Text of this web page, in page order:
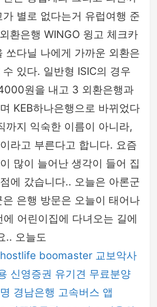
별로 없다는거 유럽여행 준
환은행 WINGO 윙고 체크카
쏘다닐 나에게 가까운 외환은
있다. 일반형 ISIC의 경우
원을 내고 3 외환은행과
KEB하나은행으로 바뀌었다
까지 익숙한 이름이 아니라,
라고 부른다고 합니다. 요즘
많이 늘어난 생각이 들어 집
에 갔습니다.. 오늘은 아론군
은행 방문은 오늘이 태어나
어린이집에 다녀오는 길에
.. 오늘도
hostlife boomaster 교보악사
신영증권 유기견 무료분양
경남은행 고속버스 앱